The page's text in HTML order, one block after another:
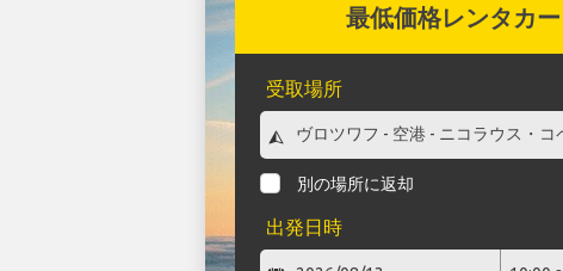
最低価格レンタカー
受取場所
別の場所に返却
出発日時